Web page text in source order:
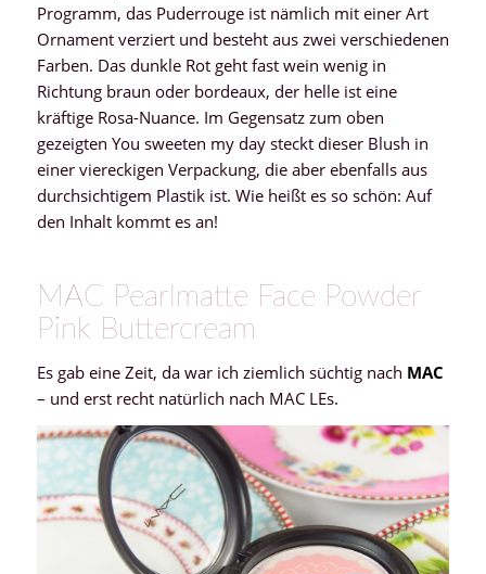
Programm, das Puderrouge ist nämlich mit einer Art
Ornament verziert und besteht aus zwei verschiedenen
Farben. Das dunkle Rot geht fast wein wenig in
Richtung braun oder bordeaux, der helle ist eine
kräftige Rosa-Nuance. Im Gegensatz zum oben
gezeigten You sweeten my day steckt dieser Blush in
einer viereckigen Verpackung, die aber ebenfalls aus
durchsichtigem Plastik ist. Wie heißt es so schön: Auf
den Inhalt kommt es an!
MAC Pearlmatte Face Powder
Pink Buttercream
Es gab eine Zeit, da war ich ziemlich süchtig nach MAC
– und erst recht natürlich nach MAC LEs.